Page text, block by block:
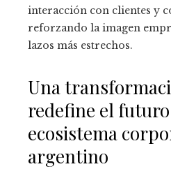
interacción con clientes y
reforzando la imagen
lazos más estrechos.
Una
redefine el
ecosistema
argentino